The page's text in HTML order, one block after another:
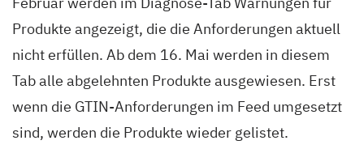
Produkte angezeigt, die die Anforderungen aktuell
nicht erfüllen. Ab dem 16. Mai werden in diesem
Tab alle abgelehnten Produkte ausgewiesen. Erst
wenn die GTIN-Anforderungen im Feed umgesetzt
sind, werden die Produkte wieder gelistet.